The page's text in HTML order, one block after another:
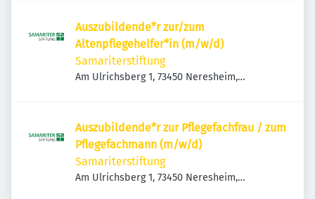
Auszubildende*r zur/zum
Altenpflegehelfer*in (m/w/d)
Samariterstiftung
Am Ulrichsberg 1, 73450 Neresheim,
Auszubildende*r zur Pflegefachfrau / zum
Pflegefachmann (m/w/d)
Samariterstiftung
Am Ulrichsberg 1, 73450 Neresheim,